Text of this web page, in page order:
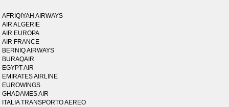
AFRIQIYAH AIRWAYS
AIR ALGERIE
AIR EUROPA
AIR FRANCE
BERNIQ AIRWAYS
BURAQAIR
EGYPT AIR
EMIRATES AIRLINE
EUROWINGS
GHADAMES AIR
ITALIA TRANSPORTO AEREO